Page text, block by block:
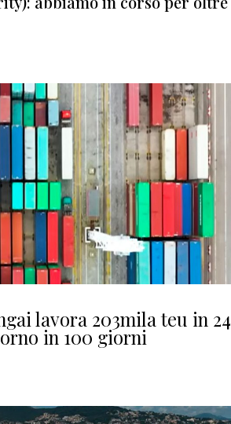
lavora 203mila teu in 24
in 100 giorni